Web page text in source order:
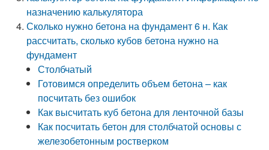
назначению калькулятора
Сколько нужно бетона на фундамент 6 н. Как
рассчитать, сколько кубов бетона нужно на
фундамент
Столбчатый
Готовимся определить объем бетона – как
посчитать без ошибок
Как высчитать куб бетона для ленточной базы
Как посчитать бетон для столбчатой основы с
железобетонным ростверком